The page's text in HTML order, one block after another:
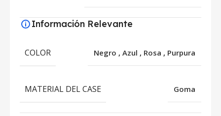
Información Relevante
COLOR Negro , Azul , Rosa , Purpura
MATERIAL DEL CASE Goma